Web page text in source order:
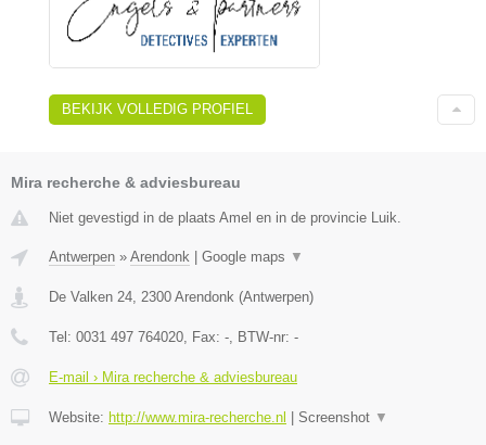
BEKIJK VOLLEDIG PROFIEL
Mira recherche & adviesbureau
Niet gevestigd in de plaats Amel en in de provincie Luik.
Antwerpen » Arendonk Google maps ▼
De Valken 24, 2300 Arendonk (Antwerpen)
Tel: 0031 497 764020, Fax: -, BTW-nr: -
E-mail › Mira recherche & adviesbureau
Website: http://www.mira-recherche.nl Screenshot ▼